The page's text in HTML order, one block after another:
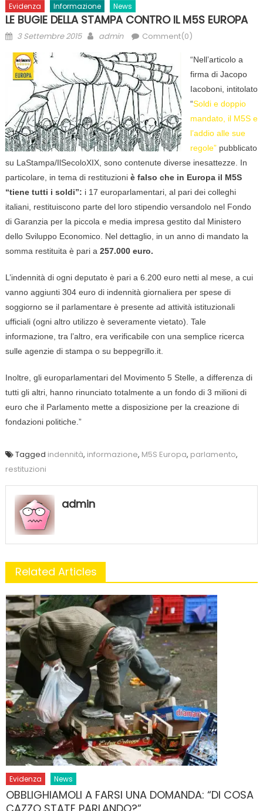
Evidenza Informazione News
LE BUGIE DELLA STAMPA CONTRO IL M5S EUROPA
Posted
3 Settembre 2015 Author
admin Comment(0)
“Nell’articolo a
firma di Jacopo
Iacoboni, intitolato
“Soldi e doppio
mandato, il M5S e
l’addio alle sue
regole” pubblicato
su LaStampa/IlSecoloXIX, sono contenute diverse inesattezze. In
particolare, in tema di restituzioni è falso che in Europa il M5S
“tiene tutti i soldi”: i 17 europarlamentari, al pari dei colleghi
italiani, restituiscono parte del loro stipendio versandolo nel Fondo
di Garanzia per la piccola e media impresa gestito dal Ministero
dello Sviluppo Economico. Nel dettaglio, in un anno di mandato la
somma restituita è pari a 257.000 euro.
L’indennità di ogni deputato è pari a 6.200 euro netti al mese, a cui
vanno aggiunti 304 euro di indennità giornaliera per spese di
soggiorno se il parlamentare è presente ad attività istituzionali
ufficiali (ogni altro utilizzo è severamente vietato). Tale
informazione, tra l’altro, era verificabile con una semplice ricerca
sulle agenzie di stampa o su beppegrillo.it.
Inoltre, gli europarlamentari del Movimento 5 Stelle, a differenza di
tutti gli altri, hanno rinunciato totalmente a un fondo di 3 milioni di
euro che il Parlamento mette a disposizione per la creazione di
fondazioni politiche.”
Tagged indennità, informazione, M5S Europa, parlamento,
restituzioni
admin
Related Articles
Evidenza News
OBBLIGHIAMOLI A FARSI UNA DOMANDA: “DI COSA